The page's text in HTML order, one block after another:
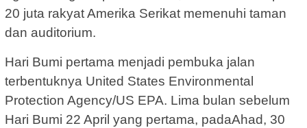
20 juta rakyat Amerika Serikat memenuhi taman
dan auditorium.
Hari Bumi pertama menjadi pembuka jalan
terbentuknya United States Environmental
Protection Agency/US EPA. Lima bulan sebelum
Hari Bumi 22 April yang pertama, padaAhad, 30